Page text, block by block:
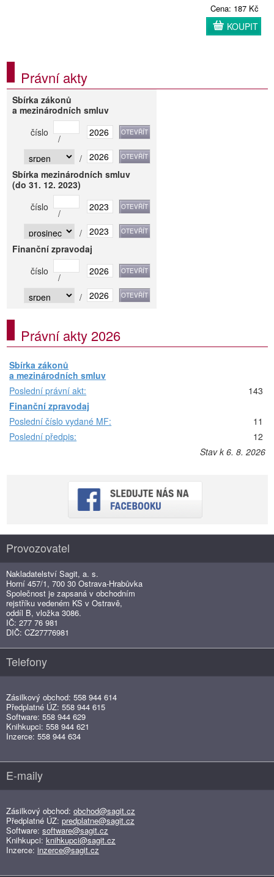
Cena: 187 Kč
KOUPIT
Právní akty
Sbírka zákonů
a mezinárodních smluv
číslo
/
/
Sbírka mezinárodních smluv
(do 31. 12. 2023)
číslo
/
/
Finanční zpravodaj
číslo
/
/
Právní akty 2026
Sbírka zákonů
a mezinárodních smluv
Poslední právní akt:
143
Finanční zpravodaj
Poslední číslo vydané MF:
11
Poslední předpis:
12
Stav k 6. 8. 2026
Provozovatel
Nakladatelství Sagit, a. s.
Horní 457/1, 700 30 Ostrava-Hrabůvka
Společnost je zapsaná v obchodním
rejstříku vedeném KS v Ostravě,
oddíl B, vložka 3086.
IČ: 277 76 981
DIČ: CZ27776981
Telefony
Zásilkový obchod: 558 944 614
Předplatné ÚZ: 558 944 615
Software: 558 944 629
Knihkupci: 558 944 621
Inzerce: 558 944 634
E-maily
Zásilkový obchod: obchod@sagit.cz
Předplatné ÚZ: predplatne@sagit.cz
Software: software@sagit.cz
Knihkupci: knihkupci@sagit.cz
Inzerce: inzerce@sagit.cz